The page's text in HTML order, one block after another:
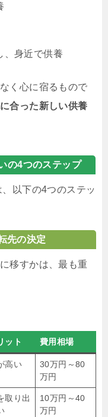
、身近で供養
く心に宿るもので
合った新しい供養
の4つのステップ
以下の4つのステッ
先の決定
移すかは、最も重
ット 費用相場
高い
30万円～80
万円
取り出
10万円～40
万円